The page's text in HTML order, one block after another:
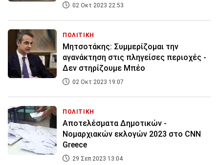
02 Οκτ 2023 22:53
ΠΟΛΙΤΙΚΗ
Μητσοτάκης: Συμμερίζομαι την
αγανάκτηση στις πληγείσες περιοχές -
Δεν στηρίζουμε Μπέο
02 Οκτ 2023 19:07
ΠΟΛΙΤΙΚΗ
Αποτελέσματα Δημοτικών -
Νομαρχιακών εκλογών 2023 στο CNN
Greece
29 Σεπ 2023 13:04